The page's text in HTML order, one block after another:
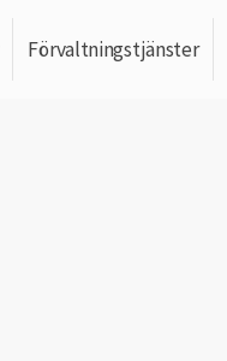
Förvaltningstjänster